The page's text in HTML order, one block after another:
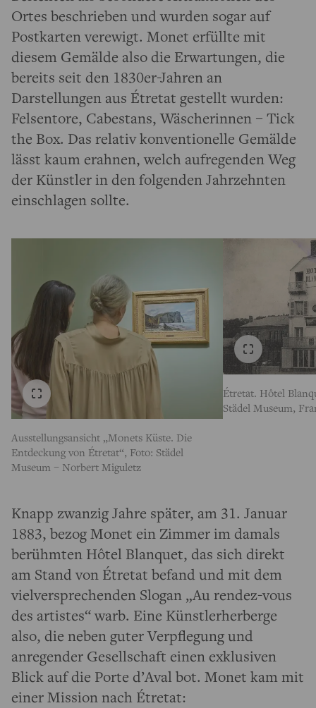
Ortes beschrieben und wurden sogar auf
Postkarten verewigt. Monet erfüllte mit
diesem Gemälde also die Erwartungen, die
bereits seit den 1830er-Jahren an
Darstellungen aus Étretat gestellt wurden:
Felsentore, Cabestans, Wäscherinnen – Tick
the Box. Das relativ konventionelle Gemälde
lässt kaum erahnen, welch aufregenden Weg
der Künstler in den folgenden Jahrzehnten
einschlagen sollte.
Ausstellungsansicht „Monets Küste. Die
Entdeckung von Étretat“, Foto: Städel
Museum – Norbert Miguletz
Étretat. Hôtel
Städel Museum,
Knapp zwanzig Jahre später, am 31. Januar
1883, bezog Monet ein Zimmer im damals
berühmten Hôtel Blanquet, das sich direkt
am Stand von Étretat befand und mit dem
vielversprechenden Slogan „Au rendez-vous
des artistes“ warb. Eine Künstlerherberge
also, die neben guter Verpflegung und
anregender Gesellschaft einen exklusiven
Blick auf die Porte d’Aval bot. Monet kam mit
einer Mission nach Étretat: